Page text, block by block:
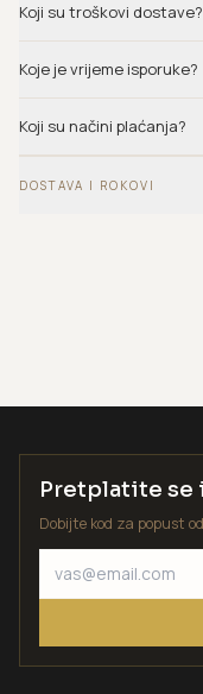
Koji su troškovi dostave?
Koje je vrijeme isporuke?
Koji su načini plaćanja?
DOSTAVA I ROKOVI
Pretplatite se
Dobijte kod za popust